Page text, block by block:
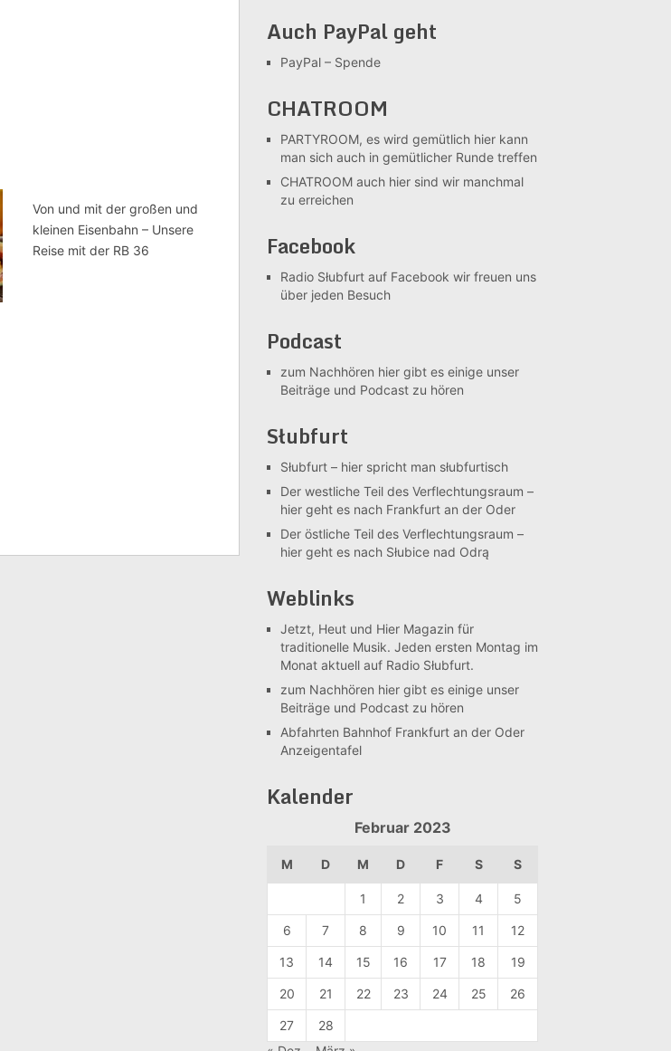
Von und mit der großen und
kleinen Eisenbahn – Unsere
Reise mit der RB 36
Auch PayPal geht
PayPal – Spende
CHATROOM
PARTYROOM, es wird gemütlich hier kann
man sich auch in gemütlicher Runde treffen
CHATROOM auch hier sind wir manchmal
zu erreichen
Facebook
Radio Słubfurt auf Facebook wir freuen uns
über jeden Besuch
Podcast
zum Nachhören hier gibt es einige unser
Beiträge und Podcast zu hören
Słubfurt
Słubfurt – hier spricht man słubfurtisch
Der westliche Teil des Verflechtungsraum –
hier geht es nach Frankfurt an der Oder
Der östliche Teil des Verflechtungsraum –
hier geht es nach Słubice nad Odrą
Weblinks
Jetzt, Heut und Hier Magazin für
traditionelle Musik. Jeden ersten Montag im
Monat aktuell auf Radio Słubfurt.
zum Nachhören hier gibt es einige unser
Beiträge und Podcast zu hören
Abfahrten Bahnhof Frankfurt an der Oder
Anzeigentafel
Kalender
Februar 2023
M D M D F S S
1 2 3 4 5
6 7 8 9 10 11 12
13 14 15 16 17 18 19
20 21 22 23 24 25 26
27
28